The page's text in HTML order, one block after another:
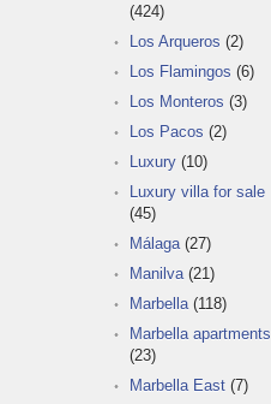
(424)
Los Arqueros (2)
Los Flamingos (6)
Los Monteros (3)
Los Pacos (2)
Luxury (10)
Luxury villa for sale
(45)
Málaga (27)
Manilva (21)
Marbella (118)
Marbella apartments
(23)
Marbella East (7)